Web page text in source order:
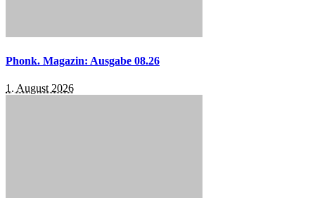
Phonk. Magazin: Ausgabe 08.26
1. August 2026